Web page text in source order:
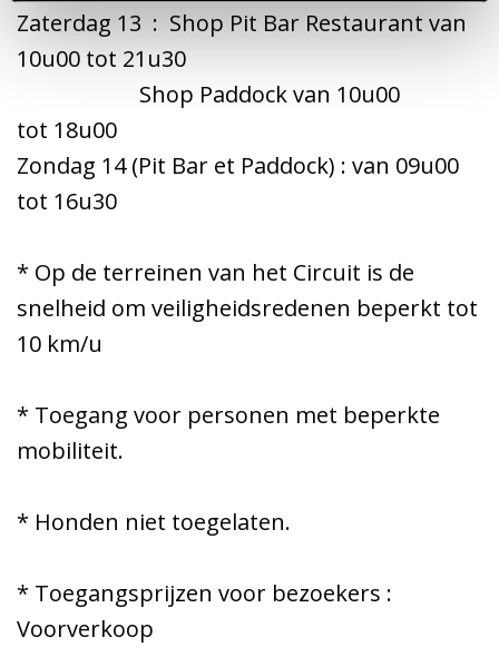
Zaterdag 13 : Shop Pit Bar Restaurant van
10u00 tot 21u30
Shop Paddock van 10u00
tot 18u00
Zondag 14 (Pit Bar et Paddock) : van 09u00
tot 16u30
* Op de terreinen van het Circuit is de
snelheid om veiligheidsredenen beperkt tot
10 km/u
* Toegang voor personen met beperkte
mobiliteit.
* Honden niet toegelaten.
* Toegangsprijzen voor bezoekers :
Voorverkoop